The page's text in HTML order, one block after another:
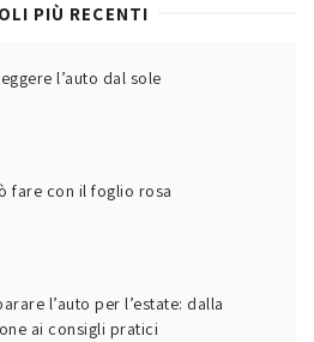
PIÙ RECENTI
l’auto dal sole
fare con il foglio rosa
l’auto per l’estate: dalla
ai consigli pratici